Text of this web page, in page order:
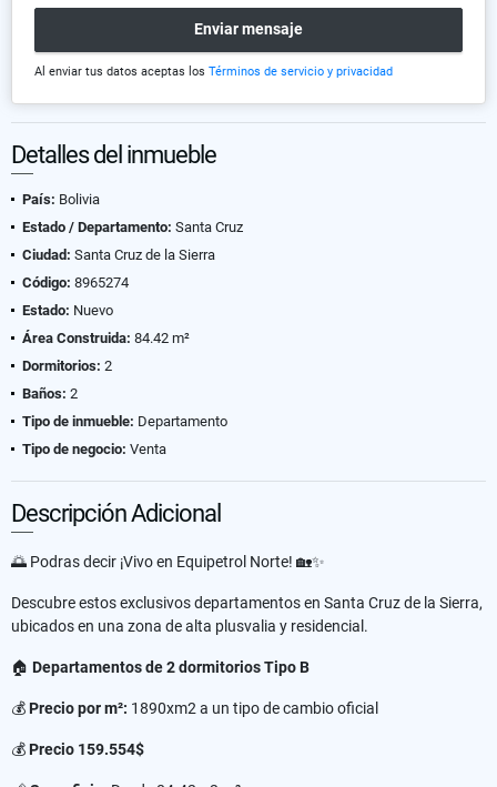
Enviar mensaje
Al enviar tus datos aceptas los Términos de servicio y privacidad
Detalles del inmueble
País: Bolivia
Estado / Departamento: Santa Cruz
Ciudad: Santa Cruz de la Sierra
Código: 8965274
Estado: Nuevo
Área Construida: 84.42 m²
Dormitorios: 2
Baños: 2
Tipo de inmueble: Departamento
Tipo de negocio: Venta
Descripción Adicional
🌅 Podras decir ¡Vivo en Equipetrol Norte! 🏡✨
Descubre estos exclusivos departamentos en Santa Cruz de la Sierra,
ubicados en una zona de alta plusvalia y residencial.
🏠 Departamentos de 2 dormitorios Tipo B
💰Precio por m²: 1890xm2 a un tipo de cambio oficial
💰Precio 159.554$